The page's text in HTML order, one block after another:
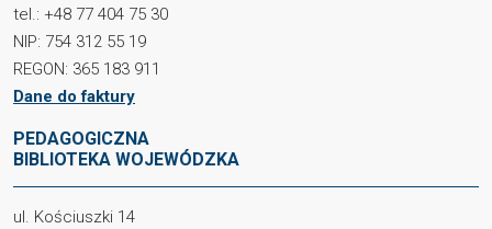
tel.: +48 77 404 75 30
NIP: 754 312 55 19
REGON: 365 183 911
Dane do faktury
PEDAGOGICZNA
BIBLIOTEKA WOJEWÓDZKA
ul. Kościuszki 14